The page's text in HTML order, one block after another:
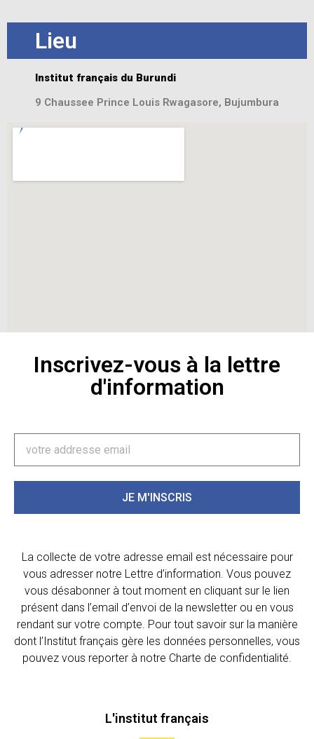
Lieu
Institut français du Burundi
9 Chaussee Prince Louis Rwagasore, Bujumbura
Inscrivez-vous à la lettre
d'information
JE M'INSCRIS
La collecte de votre adresse email est nécessaire pour
vous adresser notre Lettre d’information. Vous pouvez
vous désabonner à tout moment en cliquant sur le lien
présent dans l’email d’envoi de la newsletter ou en vous
rendant sur votre compte. Pour tout savoir sur la manière
dont l’Institut français gère les données personnelles, vous
pouvez vous reporter à notre Charte de confidentialité.
L'institut français